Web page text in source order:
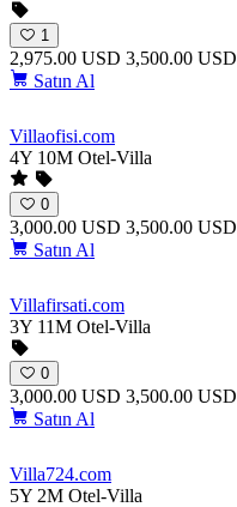
1
2,975.00 USD 3,500.00 USD
Satın Al
Villaofisi.com
4Y 10M Otel-Villa
0
3,000.00 USD 3,500.00 USD
Satın Al
Villafirsati.com
3Y 11M Otel-Villa
0
3,000.00 USD 3,500.00 USD
Satın Al
Villa724.com
5Y 2M Otel-Villa